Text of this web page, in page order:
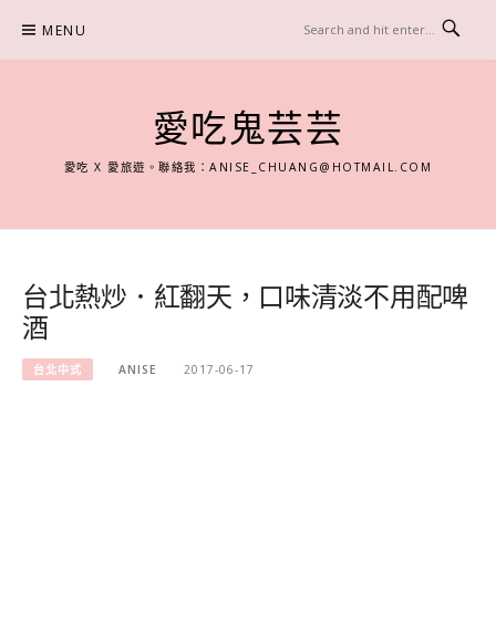
content
MENU
愛吃鬼芸芸
愛吃 X 愛旅遊。聯絡我：ANISE_CHUANG@HOTMAIL.COM
台北熱炒．紅翻天，口味清淡不用配啤
酒
台北中式 ANISE 2017-06-17